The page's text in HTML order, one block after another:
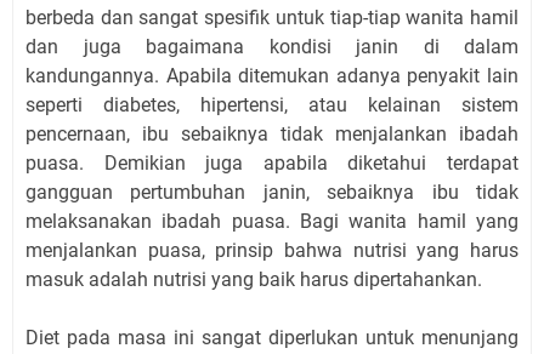
berbeda dan sangat spesifik untuk tiap-tiap wanita hamil
dan juga bagaimana kondisi janin di dalam
kandungannya. Apabila ditemukan adanya penyakit lain
seperti diabetes, hipertensi, atau kelainan sistem
pencernaan, ibu sebaiknya tidak menjalankan ibadah
puasa. Demikian juga apabila diketahui terdapat
gangguan pertumbuhan janin, sebaiknya ibu tidak
melaksanakan ibadah puasa. Bagi wanita hamil yang
menjalankan puasa, prinsip bahwa nutrisi yang harus
masuk adalah nutrisi yang baik harus dipertahankan.
Diet pada masa ini sangat diperlukan untuk menunjang